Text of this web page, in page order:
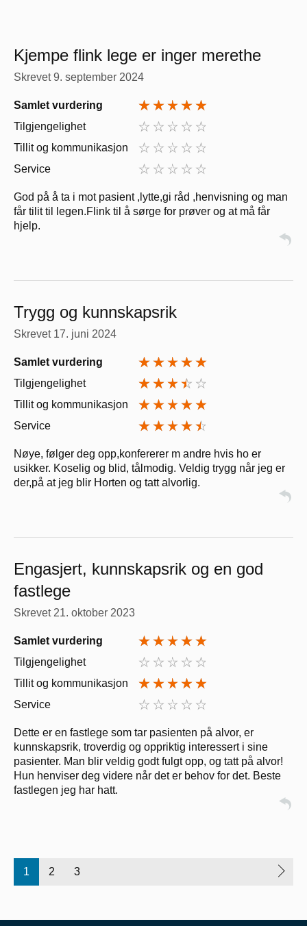
Kjempe flink lege er inger merethe
Skrevet9. september 2024
Samlet vurdering
Tilgjengelighet
Tillit og kommunikasjon
Service
God på å ta i mot pasient ,lytte,gi råd ,henvisning og man
får tilit til legen.Flink til å sørge for prøver og at må får
hjelp.
Trygg og kunnskapsrik
Skrevet 17. juni 2024
Samlet vurdering
Tilgjengelighet
Tillit og kommunikasjon
Service
Nøye, følger deg opp,konfererer m andre hvis ho er
usikker. Koselig og blid, tålmodig. Veldig trygg når jeg er
der,på at jeg blir Horten og tatt alvorlig.
Engasjert, kunnskapsrik og en god
fastlege
Skrevet 21. oktober 2023
Samlet vurdering
Tilgjengelighet
Tillit og kommunikasjon
Service
Dette er en fastlege som tar pasienten på alvor, er
kunnskapsrik, troverdig og oppriktig interessert i sine
pasienter. Man blir veldig godt fulgt opp, og tatt på alvor!
Hun henviser deg videre når det er behov for det. Beste
fastlegen jeg har hatt.
1 2 3